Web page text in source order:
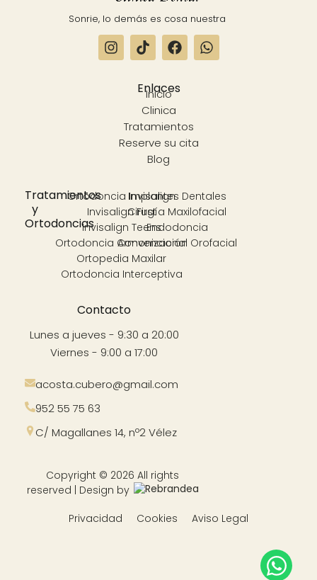
Sonrie, lo demás es cosa nuestra
Enlaces
Inicio
Clinica
Tratamientos
Reserve su cita
Blog
Tratamientos
y
Ortodoncias
Ortodoncia Invisalign
Invisalign First
Invisalign Teens
Ortodoncia Convencional
Ortopedia Maxilar
Ortodoncia Interceptiva
Implantes Dentales
Cirugía Maxilofacial
Endodoncia
Armonización Orofacial
Contacto
Lunes a jueves - 9:30 a 20:00
Viernes - 9:00 a 17:00
acosta.cubero@gmail.com
952 55 75 63
C/ Magallanes 14, nº2 Vélez
Copyright © 2026 All rights
reserved | Design by
Privacidad
Cookies Aviso Legal